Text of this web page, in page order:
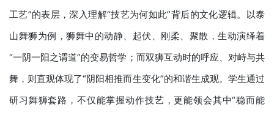
工艺”的表层，深入理解“技艺为何如此”背后的文化逻辑。以泰
山舞狮为例，狮舞中的动静、起伏、刚柔、聚散，生动演绎着
“一阴一阳之谓道”的变易哲学；而双狮互动时的呼应、对峙与共
舞，则直观体现了“阴阳相推而生变化”的和谐生成观。学生通过
研习舞狮套路，不仅能掌握动作技艺，更能领会其中“稳而能